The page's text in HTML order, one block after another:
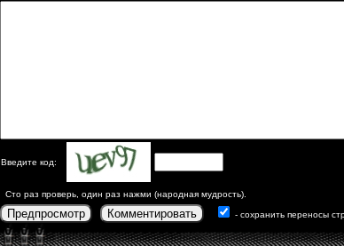
Введите код:
Сто раз проверь, один раз нажми (народная мудрость).
Предпросмотр Комментировать - сохранить переносы